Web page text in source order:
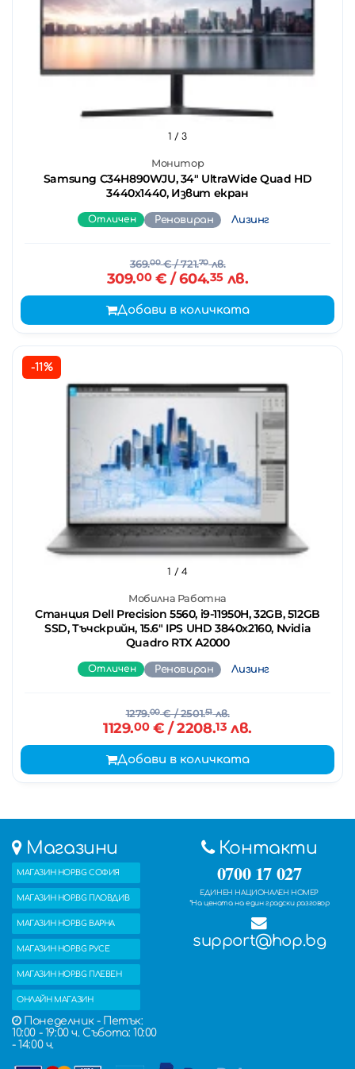
Монитор
Samsung C34H890WJU, 34" UltraWide Quad HD
3440х1440, Извит екран
1 / 3
Отличен Реновиран Лизинг
369.00€/ 721.70лв.
309.00€ / 604.35лв.
Добави в количката
-11%
Мобилна Работна
Станция Dell Precision 5560, i9-11950H, 32GB, 512GB
SSD, Тъчскрийн, 15.6" IPS UHD 3840x2160, Nvidia
Quadro RTX A2000
1 / 4
Отличен Реновиран Лизинг
1279.00€/ 2501.51лв.
1129.00€ / 2208.13 лв.
Добави в количката
Магазини
МАГАЗИН HOP.BG СОФИЯ
МАГАЗИН HOP.BG ПЛОВДИВ
МАГАЗИН HOP.BG ВАРНА
МАГАЗИН HOP.BG РУСЕ
МАГАЗИН HOP.BG ПЛЕВЕН
ОНЛАЙН МАГАЗИН
Понеделник - Петък:
10:00 - 19:00 ч. Събота: 10:00
- 14:00 ч.
Контакти
0700 17 027
ЕДИНЕН НАЦИОНАЛЕН НОМЕР
*На цената на един градски разговор
support@hop.bg